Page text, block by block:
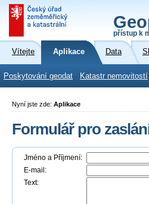
přístup k
Vítejte Aplikace Data
Poskytování geodat Katastr nemovitostí
Nyní jste zde: Aplikace
Formulář pro
Jméno a Příjmení:
E-mail:
Text: